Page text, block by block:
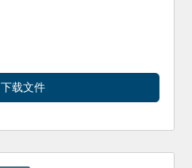
下载文件